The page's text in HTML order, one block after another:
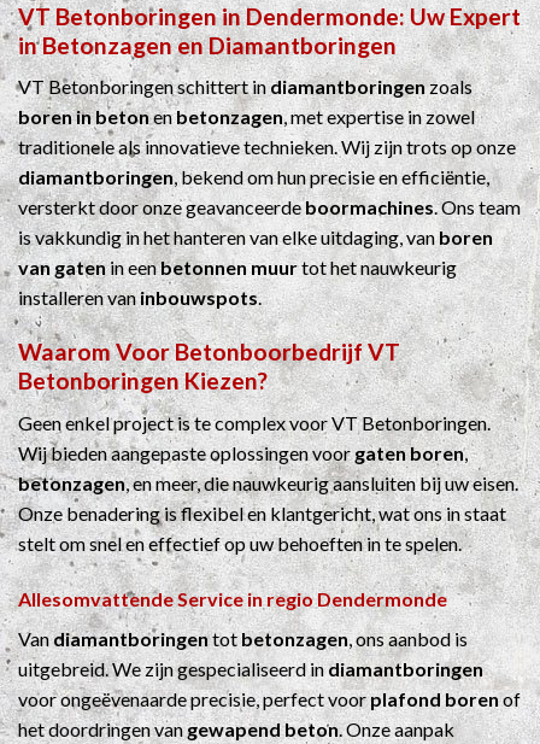
VT BetonboringeninDendermonde: Uw Expert
inBetonzagenenDiamantboringen
VT Betonboringen schittert indiamantboringenzoals
boren in betonenbetonzagen, met expertise in zowel
traditionele als innovatieve technieken. Wij zijn trots op onze
diamantboringen, bekend om hun precisie en efficiëntie,
versterkt door onze geavanceerdeboormachines. Ons team
is vakkundig in het hanteren van elke uitdaging, vanboren
van gatenin eenbetonnen muurtot het nauwkeurig
installeren vaninbouwspots.
Waarom VoorBetonboorbedrijfVT
Betonboringen Kiezen?
Geen enkel project is te complex voor VT Betonboringen.
Wij bieden aangepaste oplossingen voorgaten boren,
betonzagen, en meer, die nauwkeurig aansluiten bij uw eisen.
Onze benadering is flexibel en klantgericht, wat ons in staat
stelt om snel en effectief op uw behoeften in te spelen.
Allesomvattende Service in regio Dendermonde
Vandiamantboringentotbetonzagen, ons aanbod is
uitgebreid. We zijn gespecialiseerd indiamantboringen
voor ongeëvenaarde precisie, perfect voorplafond borenof
het doordringen vangewapend beton. Onze aanpak